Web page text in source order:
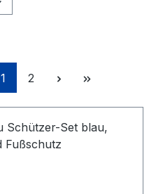
Seite
1 Seite
2